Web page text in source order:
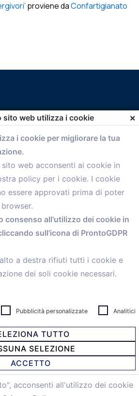
proviene daConfartigianato
124/2017
Imprese Mandamento Bologna -
Bologna - Italy
sito web utilizza i cookie ×
i cookie per migliorare la tua
web acconsenti ai cookie in
policy per i cookie. I cookie
essere approvati prima di poter
consenso all'utilizzo dei cookie in
sull'icona di ProntoGDPR
a destra rifiuti tutti i cookie e
dei soli cookie necessari.
Pubblicità personalizzate Analitici
TUTTO
SELEZIONE
ACCETTO
acconsenti all'utilizzo dei cookie